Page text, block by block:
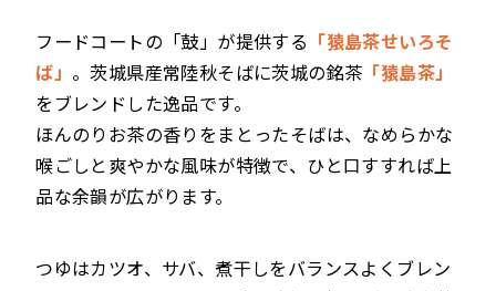
フードコートの「鼓」が提供する 「猿島茶せいろそ
ば」 。茨城県産常陸秋そばに茨城の銘茶 「猿島茶」
をブレンドした逸品です。
ほんのりお茶の香りをまとったそばは、なめらかな
喉ごしと爽やかな風味が特徴で、ひと口すすれば上
品な余韻が広がります。
つゆはカツオ、サバ、煮干しをバランスよくブレン